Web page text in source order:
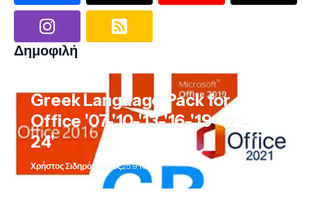
Δημοφιλή
Greek Language Pack for
Office '07-'10-'13-'16-'19- '21-
24'
Χρήστος Σιδηρόπουλος25.9.10